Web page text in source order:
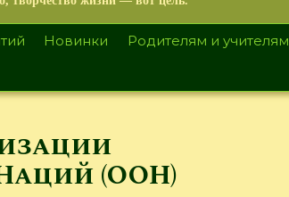
Новинки Родителям и учителям
(ООН)